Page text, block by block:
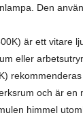
Den
är ett vitare
eller
och är en
himmel